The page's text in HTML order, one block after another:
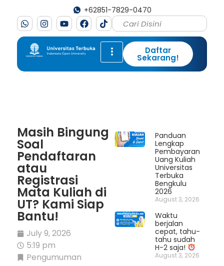
+62851-7829-0470
Daftar
Sekarang!
Masih Bingung
Soal
Pendaftaran
atau
Registrasi
Mata Kuliah di
UT? Kami Siap
Bantu!
July 9, 2026
5:19 pm
Pengumuman
Panduan
Lengkap
Pembayaran
Uang Kuliah
Universitas
Terbuka
Bengkulu
2026
August 3, 2026
Waktu
berjalan
cepat, tahu-
tahu sudah
H-2 saja!
August 3, 2026